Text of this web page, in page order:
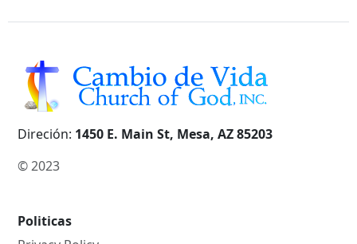
Direción: 1450 E. Main St, Mesa, AZ 85203
© 2023
Politicas